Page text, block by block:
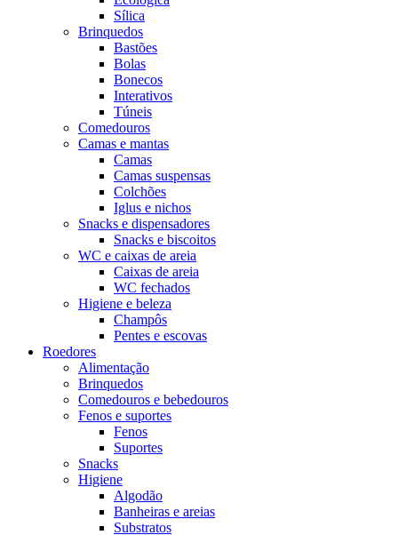
Sílica
Brinquedos
Bastões
Bolas
Bonecos
Interativos
Túneis
Comedouros
Camas e mantas
Camas
Camas suspensas
Colchões
Iglus e nichos
Snacks e dispensadores
Snacks e biscoitos
WC e caixas de areia
Caixas de areia
WC fechados
Higiene e beleza
Champôs
Pentes e escovas
Roedores
Alimentação
Brinquedos
Comedouros e bebedouros
Fenos e suportes
Fenos
Suportes
Snacks
Higiene
Algodão
Banheiras e areias
Substratos